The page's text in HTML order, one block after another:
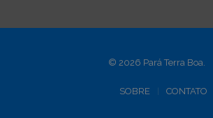
© 2026 Pará Terra Boa.
SOBRE CONTATO